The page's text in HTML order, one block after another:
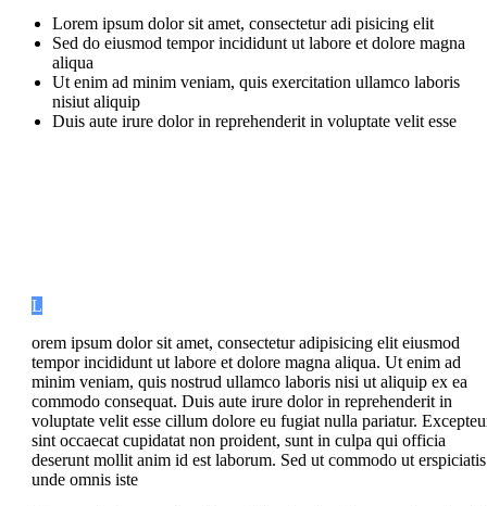
Lorem ipsum dolor sit amet, consectetur adi pisicing elit
Sed do eiusmod tempor incididunt ut labore et dolore magna
aliqua
Ut enim ad minim veniam, quis exercitation ullamco laboris
nisiut aliquip
Duis aute irure dolor in reprehenderit in voluptate velit esse
L
orem ipsum dolor sit amet, consectetur adipisicing elit eiusmod
tempor incididunt ut labore et dolore magna aliqua. Ut enim ad
minim veniam, quis nostrud ullamco laboris nisi ut aliquip ex ea
commodo consequat. Duis aute irure dolor in reprehenderit in
voluptate velit esse cillum dolore eu fugiat nulla pariatur.
sint occaecat cupidatat non proident, sunt in culpa qui officia
deserunt mollit anim id est laborum. Sed ut commodo ut erspiciatis
unde omnis iste